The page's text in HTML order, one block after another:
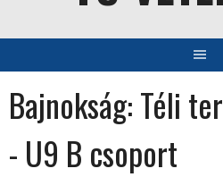
Bajnokság:Téli
- U9 B csoport